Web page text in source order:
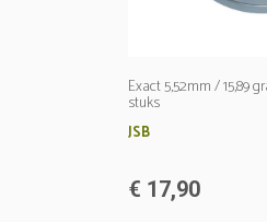
Exact 5,52mm / 15,89
stuks
JSB
€ 17,90